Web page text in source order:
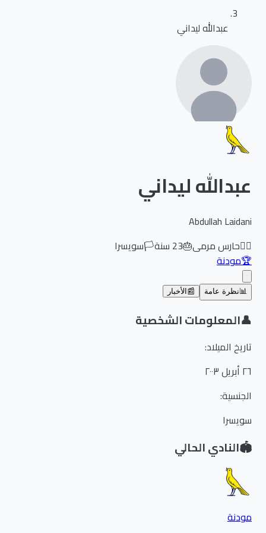
عبدالله ليداني
عبدالله ليداني
Abdullah Laidani
حارس مرمى🎂
23سنة🏳️سويسرا
مودنة
نظرة عامة 📰 الأخبار
المعلومات الشخصية
تاريخ الميلاد:
الجنسية:
سويسرا
النادي الحالي
مودنة